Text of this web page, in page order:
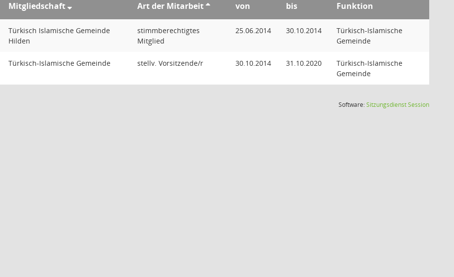
Mitgliedschaft Art der Mitarbeit von bis Funktion
Türkisch Islamische Gemeinde
Hilden
stimmberechtigtes
Mitglied
25.06.2014 30.10.2014
Türkisch-Islamische
Gemeinde
Türkisch-Islamische Gemeinde stellv. Vorsitzende/r 30.10.2014 31.10.2020
Türkisch-Islamische
Gemeinde
Software:SitzungsdienstSession(Wird in